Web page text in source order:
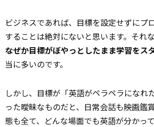
ビジネスであれば、目標を設定せずにプ
することは絶対にないと思います。それ
なぜか目標がぼやっとしたまま学習をス
当に多いのです。
しかし、目標が「英語がペラペラになれ
った曖昧なものだと、日常会話も映画鑑
態も全て、どんな場面でも英語が分かっ